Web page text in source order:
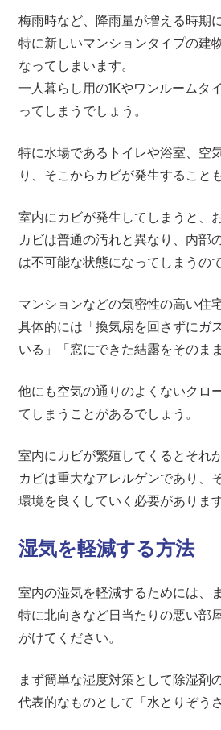
梅雨時など、降雨量が増える時期
特に新しいマンションタイプの建
なってしまいます。
一人暮らし用の1Kやワンルームタ
ってしまうでしょう。
特に水場であるトイレや浴室、空
り、そこからカビが発生すること
室内にカビが発生してしまうと、
カビは普通の汚れと異なり、内部
は不可能な状態になってしまうので
マンションなどの気密性の高い住
具体的には「換気扇を回さずにガ
いる」「窓にできた結露をそのま
他にも空気の通りのよくないクロ
てしまうことがあるでしょう。
室内にカビが繁殖してくるとそれ
カビは重大なアレルゲンであり、
環境を良くしていく必要があります
湿気を軽減する方法
室内の湿気を軽減するためには、
特に北向きなど日当たりの悪い部
がけてください。
まず簡単な湿度対策として除湿剤
代表的なものとして「水とりぞう